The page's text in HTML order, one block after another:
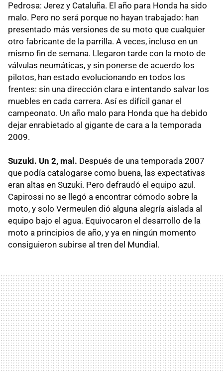
Pedrosa: Jerez y Cataluña. El año para Honda ha sido
malo. Pero no será porque no hayan trabajado: han
presentado más versiones de su moto que cualquier
otro fabricante de la parrilla. A veces, incluso en un
mismo fin de semana. Llegaron tarde con la moto de
válvulas neumáticas, y sin ponerse de acuerdo los
pilotos, han estado evolucionando en todos los
frentes: sin una dirección clara e intentando salvar los
muebles en cada carrera. Así es difícil ganar el
campeonato. Un año malo para Honda que ha debido
dejar enrabietado al gigante de cara a la temporada
2009.
Suzuki. Un 2, mal. Después de una temporada 2007
que podía catalogarse como buena, las expectativas
eran altas en Suzuki. Pero defraudó el equipo azul.
Capirossi no se llegó a encontrar cómodo sobre la
moto, y solo Vermeulen dió alguna alegría aislada al
equipo bajo el agua. Equivocaron el desarrollo de la
moto a principios de año, y ya en ningún momento
consiguieron subirse al tren del Mundial.